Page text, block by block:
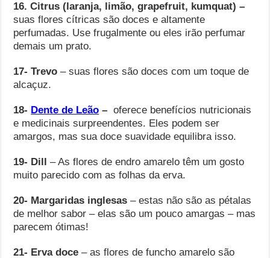
16. Citrus (laranja, limão, grapefruit, kumquat) –
suas flores cítricas são doces e altamente
perfumadas. Use frugalmente ou eles irão perfumar
demais um prato.
17- Trevo – suas flores são doces com um toque de
alcaçuz.
18- Dente de Leão – oferece benefícios nutricionais
e medicinais surpreendentes. Eles podem ser
amargos, mas sua doce suavidade equilibra isso.
19- Dill – As flores de endro amarelo têm um gosto
muito parecido com as folhas da erva.
20- Margaridas inglesas – estas não são as pétalas
de melhor sabor – elas são um pouco amargas – mas
parecem ótimas!
21- Erva doce – as flores de funcho amarelo são